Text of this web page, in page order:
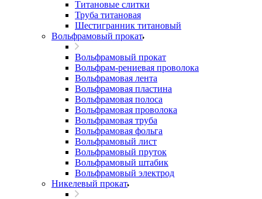
Титановые слитки
Труба титановая
Шестигранник титановый
Вольфрамовый прокат
Вольфрамовый прокат
Вольфрам-рениевая проволока
Вольфрамовая лента
Вольфрамовая пластина
Вольфрамовая полоса
Вольфрамовая проволока
Вольфрамовая труба
Вольфрамовая фольга
Вольфрамовый лист
Вольфрамовый пруток
Вольфрамовый штабик
Вольфрамовый электрод
Никелевый прокат